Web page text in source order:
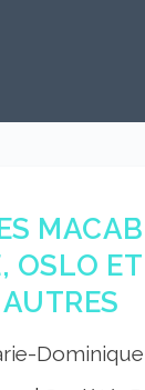
OSLO
AUTRES
Dominique